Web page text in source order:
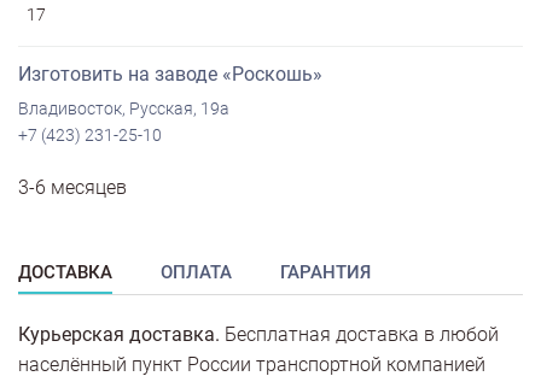
17
Изготовить на заводе «Роскошь»
Владивосток, Русская, 19а
+7 (423) 231-25-10
3-6 месяцев
ДОСТАВКА ОПЛАТА ГАРАНТИЯ
Курьерская доставка. Бесплатная доставка в любой
населённый пункт России транспортной компанией